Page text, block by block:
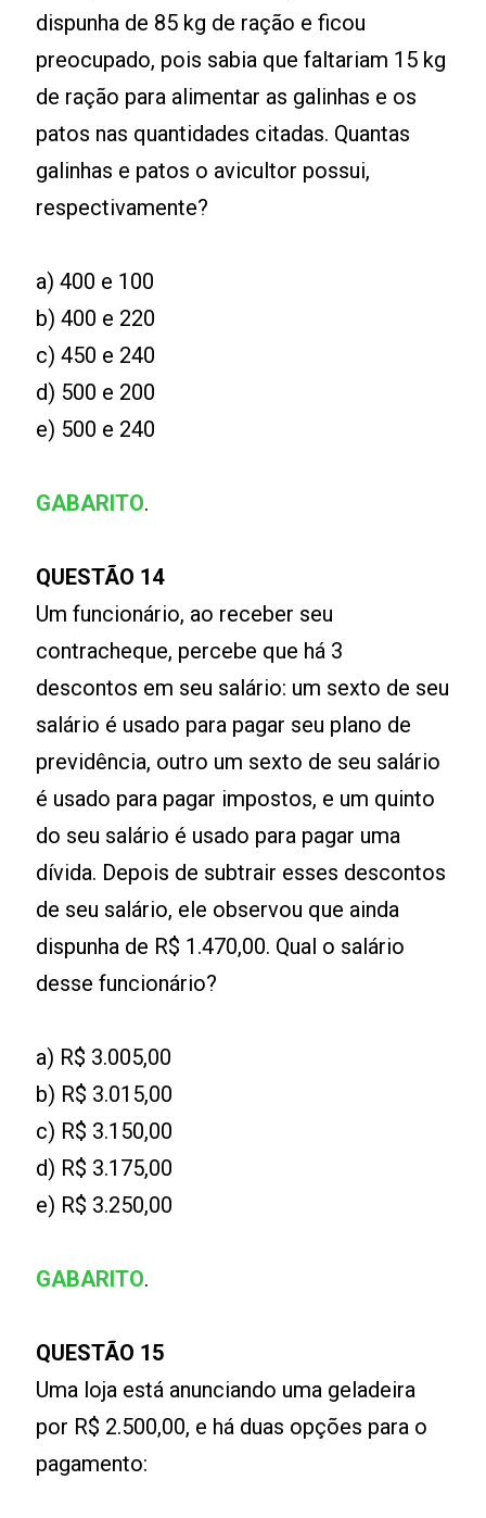
dispunha de 85 kg de ração e ficou
preocupado, pois sabia que faltariam 15 kg
de ração para alimentar as galinhas e os
patos nas quantidades citadas. Quantas
galinhas e patos o avicultor possui,
respectivamente?
a) 400 e 100
b) 400 e 220
c) 450 e 240
d) 500 e 200
e) 500 e 240
GABARITO.
QUESTÃO 14
Um funcionário, ao receber seu
contracheque, percebe que há 3
descontos em seu salário: um sexto de seu
salário é usado para pagar seu plano de
previdência, outro um sexto de seu salário
é usado para pagar impostos, e um quinto
do seu salário é usado para pagar uma
dívida. Depois de subtrair esses descontos
de seu salário, ele observou que ainda
dispunha de R$ 1.470,00. Qual o salário
desse funcionário?
a) R$ 3.005,00
b) R$ 3.015,00
c) R$ 3.150,00
d) R$ 3.175,00
e) R$ 3.250,00
GABARITO.
QUESTÃO 15
Uma loja está anunciando uma geladeira
por R$ 2.500,00, e há duas opções para o
pagamento: